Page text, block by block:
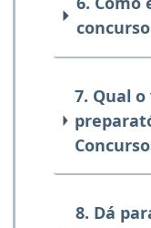
7. Qual
8. Dá